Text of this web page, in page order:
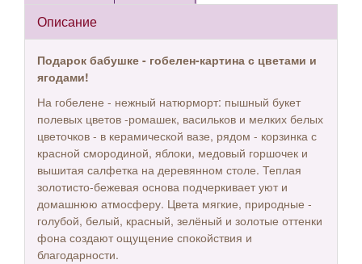
Описание
Подарок бабушке - гобелен-картина с цветами и
ягодами!
На гобелене - нежный натюрморт: пышный букет
полевых цветов -ромашек, васильков и мелких белых
цветочков - в керамической вазе, рядом - корзинка с
красной смородиной, яблоки, медовый горшочек и
вышитая салфетка на деревянном столе. Теплая
золотисто-бежевая основа подчеркивает уют и
домашнюю атмосферу. Цвета мягкие, природные -
голубой, белый, красный, зелёный и золотые оттенки
фона создают ощущение спокойствия и
благодарности.